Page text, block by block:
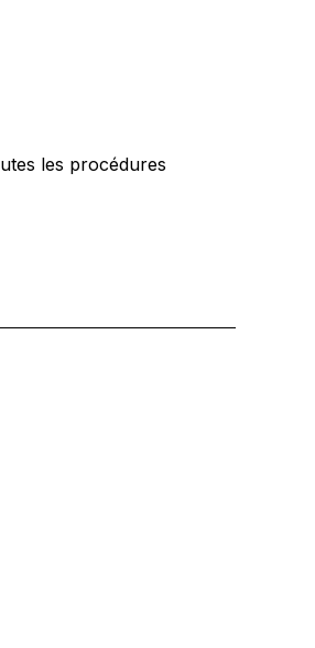
les procédures